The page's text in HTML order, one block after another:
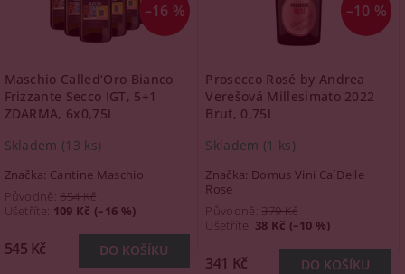
–16 %
Maschio Called‘Oro Bianco
Frizzante Secco IGT, 5+1
ZDARMA, 6x0,75l
Skladem (13 ks)
Značka: Cantine Maschio
Původně:654 Kč
Ušetříte: 109 Kč (–16 %)
545 Kč
–10 %
Prosecco Rosé by Andrea
Verešová Millesimato 2022
Brut, 0,75l
Skladem (1 ks)
Značka: Domus Vini Ca´Delle
Rose
Původně:379 Kč
Ušetříte: 38 Kč (–10 %)
341 Kč